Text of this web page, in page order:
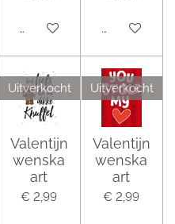
de hoogte
Houd mij op de hoogte
Houd mij op
Uitverkocht
Valentijn
wenska
art
€ 2,99
Uitverkocht
Valentijn
wenska
art
€ 2,99